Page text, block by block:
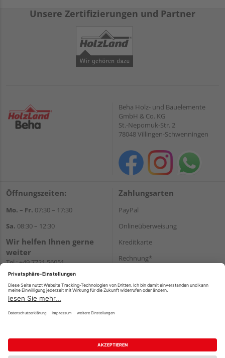
Unsere Zertifizierungen und Partner
Beha Holz- und Bauelemente
GmbH & Co. KG
St.-Nepomuk-Str. 2
78048 Villingen-Schwenningen
Öffnungszeiten:
Mo. – Fr. 07:30 – 17:30
Sa. 08:30 – 12:30
Wir helfen Ihnen gerne
weiter
Tel.:+49 7721 56051
E-Mail:onlineshop@holzland-
WhatsApp
Zahlungsarten
PayPal
Onlineüberweisung
Kreditkarte
Rechnung*
Versand
Impressum AGB Widerruf
Datenschutz
Reservierungsbedingungen
Vertrag widerrufen